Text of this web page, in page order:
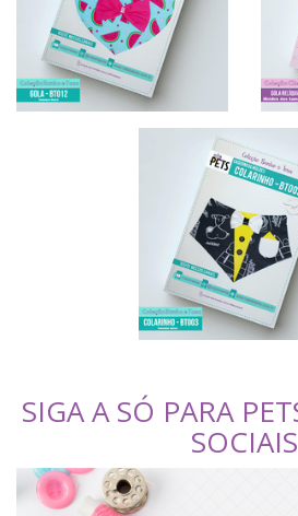
SIGA A SÓ PARA
SOCIAIS